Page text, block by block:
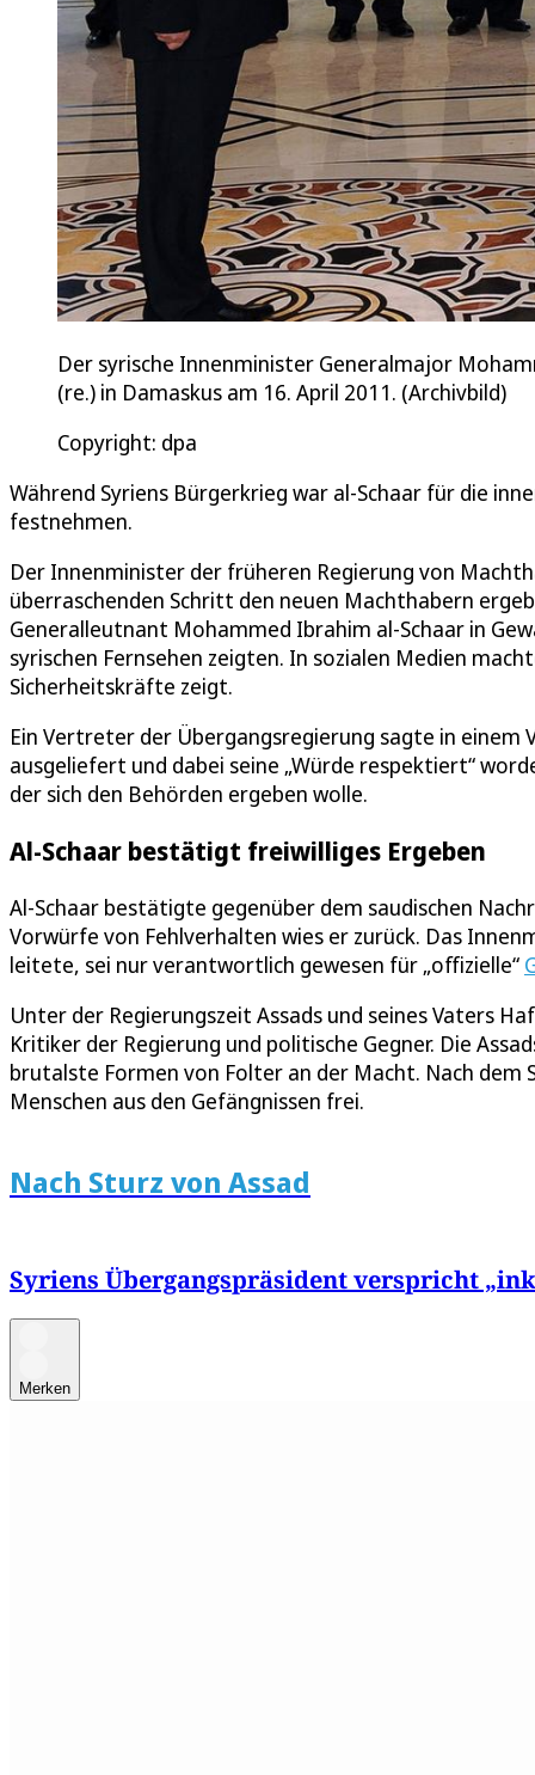
Der syrische Innenminister Generalmajor
(re.) in Damaskus am 16. April 2011. (Archivbild)
Copyright: dpa
Während Syriens Bürgerkrieg war al-Schaar für die
festnehmen.
Der Innenminister der früheren Regierung von
überraschenden Schritt den neuen Machthabern
Generalleutnant Mohammed Ibrahim al-Schaar in
syrischen Fernsehen zeigten. In sozialen Medien
Sicherheitskräfte zeigt.
Ein Vertreter der Übergangsregierung sagte in einem
ausgeliefert und dabei seine „Würde respektiert“
der sich den Behörden ergeben wolle.
Al-Schaar bestätigt freiwilliges Ergeben
Al-Schaar bestätigte gegenüber dem saudischen
Vorwürfe von Fehlverhalten wies er zurück. Das
leitete, sei nur verantwortlich gewesen für „offizielle“
Unter der Regierungszeit Assads und seines Vaters
Kritiker der Regierung und politische Gegner. Die
brutalste Formen von Folter an der Macht. Nach dem
Menschen aus den Gefängnissen frei.
Nach Sturz von Assad
Syriens Übergangspräsident verspricht
Merken